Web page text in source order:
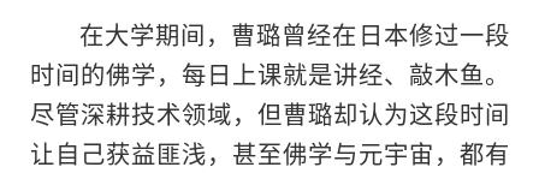
在大学期间，曹璐曾经在日本修过一段
时间的佛学，每日上课就是讲经、敲木鱼。
尽管深耕技术领域，但曹璐却认为这段时间
让自己获益匪浅，甚至佛学与元宇宙，都有